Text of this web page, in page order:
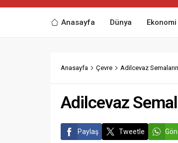
Anasayfa Dünya Ekonomi
Anasayfa Çevre Adilcevaz
Adilcevaz
Paylaş Tweetle